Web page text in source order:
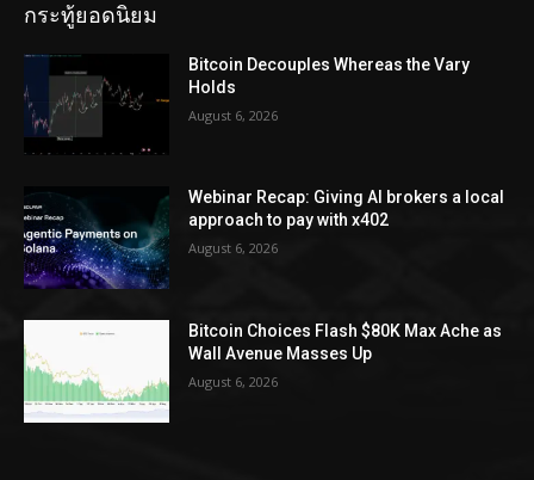
กระทู้ยอดนิยม
Bitcoin Decouples Whereas the Vary
Holds
August 6, 2026
Webinar Recap: Giving AI brokers a local
approach to pay with x402
August 6, 2026
Bitcoin Choices Flash $80K Max Ache as
Wall Avenue Masses Up
August 6, 2026